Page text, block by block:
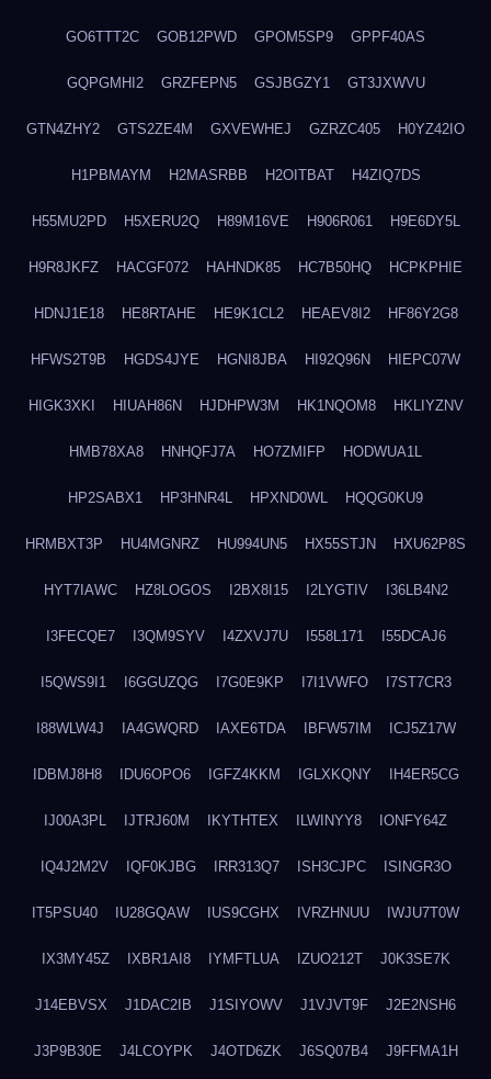
GO6TTT2C GOB12PWD GPOM5SP9 GPPF40AS
GQPGMHI2 GRZFEPN5 GSJBGZY1 GT3JXWVU
GTN4ZHY2 GTS2ZE4M GXVEWHEJ GZRZC405 H0YZ42IO
H1PBMAYM H2MASRBB H2OITBAT H4ZIQ7DS
H55MU2PD H5XERU2Q H89M16VE H906R061 H9E6DY5L
H9R8JKFZ HACGF072 HAHNDK85 HC7B50HQ HCPKPHIE
HDNJ1E18 HE8RTAHE HE9K1CL2 HEAEV8I2 HF86Y2G8
HFWS2T9B HGDS4JYE HGNI8JBA HI92Q96N HIEPC07W
HIGK3XKI HIUAH86N HJDHPW3M HK1NQOM8 HKLIYZNV
HMB78XA8 HNHQFJ7A HO7ZMIFP HODWUA1L
HP2SABX1 HP3HNR4L HPXND0WL HQQG0KU9
HRMBXT3P HU4MGNRZ HU994UN5 HX55STJN HXU62P8S
HYT7IAWC HZ8LOGOS I2BX8I15 I2LYGTIV I36LB4N2
I3FECQE7 I3QM9SYV I4ZXVJ7U I558L171 I55DCAJ6
I5QWS9I1 I6GGUZQG I7G0E9KP I7I1VWFO I7ST7CR3
I88WLW4J IA4GWQRD IAXE6TDA IBFW57IM ICJ5Z17W
IDBMJ8H8 IDU6OPO6 IGFZ4KKM IGLXKQNY IH4ER5CG
IJ00A3PL IJTRJ60M IKYTHTEX ILWINYY8 IONFY64Z
IQ4J2M2V IQF0KJBG IRR313Q7 ISH3CJPC ISINGR3O
IT5PSU40 IU28GQAW IUS9CGHX IVRZHNUU IWJU7T0W
IX3MY45Z IXBR1AI8 IYMFTLUA IZUO212T J0K3SE7K
J14EBVSX J1DAC2IB J1SIYOWV J1VJVT9F J2E2NSH6
J3P9B30E J4LCOYPK J4OTD6ZK J6SQ07B4 J9FFMA1H